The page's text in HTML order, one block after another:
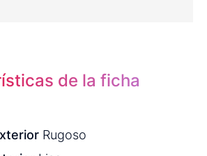
de la ficha
Rugoso